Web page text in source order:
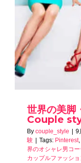
世界の美
Couple
By couple_style 9
験
Tags: Pinterest,
界のオシャレ男コ
カップルファッショ